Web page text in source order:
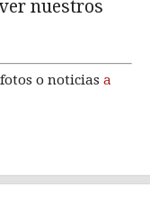
nuestros
o noticias a